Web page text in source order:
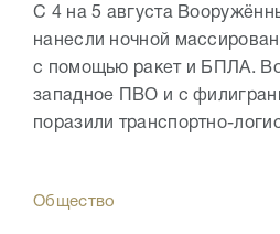
С 4 на 5 августа
нанесли ночной
с помощью ракет и БПЛА.
западное ПВО и с
поразили транспортно-
Общество